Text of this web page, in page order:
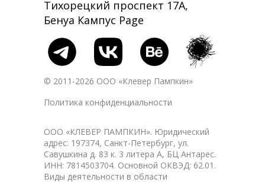
Тихорецкий проспект 17А,
Бенуа Кампус Page
© 2011-2026 ООО «Клевер Пампкин»
ООО «КЛЕВЕР ПАМПКИН». Юридический
адрес: 197374, Санкт-Петербург, ул.
Савушкина д. 83 к. 3 литера А, БЦ Антарес.
ИНН: 7814503704. Основной ОКВЭД: 62.01.
Виды деятельности в области
Политика конфиденциальности